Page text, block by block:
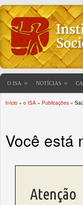
O ISA NOTÍCIAS
Início » o ISA » Publicações »
Você está
Atenção